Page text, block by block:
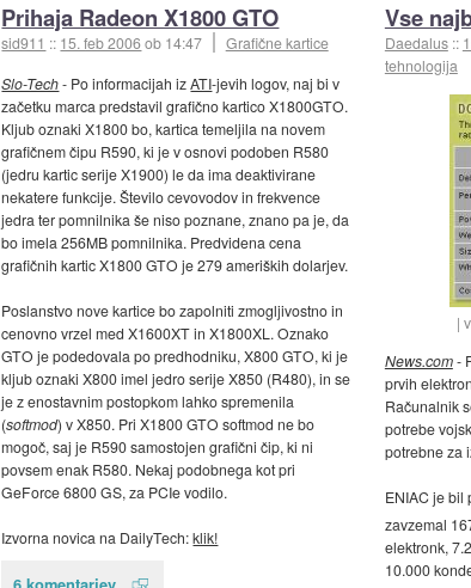
Prihaja Radeon X1800 GTO
sid911 :: 15. feb 2006ob 14:47
Grafične kartice
Slo-Tech- Po informacijah izATI-jevih logov, naj bi v
začetku marca predstavil grafično kartico X1800GTO.
Kljub oznaki X1800 bo, kartica temeljila na novem
grafičnem čipu R590, ki je v osnovi podoben R580
(jedru kartic serije X1900) le da ima deaktivirane
nekatere funkcije. Število cevovodov in frekvence
jedra ter pomnilnika še niso poznane, znano pa je, da
bo imela 256MB pomnilnika. Predvidena cena
grafičnih kartic X1800 GTO je 279 ameriških dolarjev.
Poslanstvo nove kartice bo zapolniti zmogljivostno in
cenovno vrzel med X1600XT in X1800XL. Oznako
GTO je podedovala po predhodniku, X800 GTO, ki je
kljub oznaki X800 imel jedro serije X850 (R480), in se
je z enostavnim postopkom lahko spremenila
(softmod) v X850. Pri X1800 GTO softmod ne bo
mogoč, saj je R590 samostojen grafični čip, ki ni
povsem enak R580. Nekaj podobnega kot pri
GeForce 6800 GS, za PCIe vodilo.
Izvorna novica na DailyTech:klik!
Vse
Daedalus ::
tehnologija
News.com-
prvih
Računalnik
potrebe
potrebne za
ENIAC je bil
zavzemal
elektronk,
10.000